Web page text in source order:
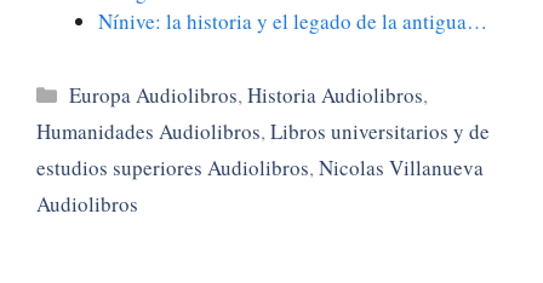
Nínive: la historia y el legado de la antigua…
Categorías
Europa Audiolibros,Historia Audiolibros,
Humanidades Audiolibros,Libros universitarios y de
estudios superiores Audiolibros,Nicolas Villanueva
Audiolibros